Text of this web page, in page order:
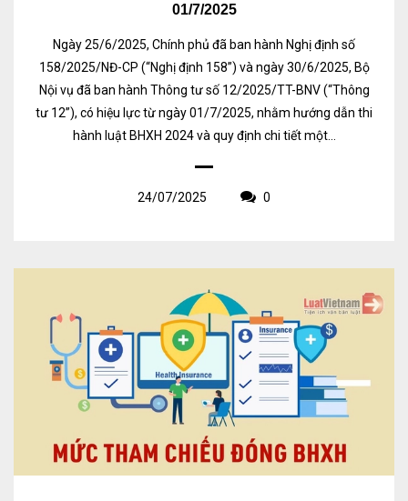
01/7/2025
Ngày 25/6/2025, Chính phủ đã ban hành Nghị định số
158/2025/NĐ-CP (“Nghị định 158”) và ngày 30/6/2025, Bộ
Nội vụ đã ban hành Thông tư số 12/2025/TT-BNV (“Thông
tư 12”), có hiệu lực từ ngày 01/7/2025, nhằm hướng dẫn thi
hành luật BHXH 2024 và quy định chi tiết một...
24/07/2025 0